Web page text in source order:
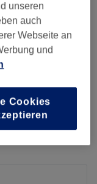
unseren
auch
Webseite an
und
Cookies